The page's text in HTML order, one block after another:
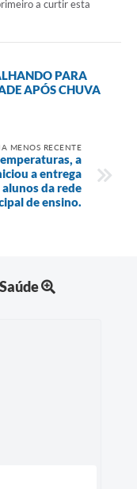
a curtir esta
PARA
APÓS CHUVA
MENOS RECENTE
a
a entrega
da rede
de ensino.
Saúde